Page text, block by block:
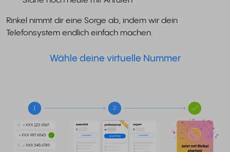
Rinkel nimmt dir eine Sorge ab, indem wir dein
Telefonsystem endlich einfach machen.
Wähle deine virtuelle Nummer